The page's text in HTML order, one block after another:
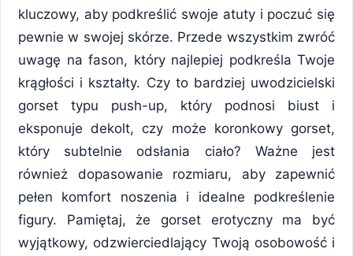
kluczowy, aby podkreślić swoje atuty i poczuć się
pewnie w swojej skórze. Przede wszystkim zwróć
uwagę na fason, który najlepiej podkreśla Twoje
krągłości i kształty. Czy to bardziej uwodzicielski
gorset typu push-up, który podnosi biust i
eksponuje dekolt, czy może koronkowy gorset,
który subtelnie odsłania ciało? Ważne jest
również dopasowanie rozmiaru, aby zapewnić
pełen komfort noszenia i idealne podkreślenie
figury. Pamiętaj, że gorset erotyczny ma być
wyjątkowy, odzwierciedlający Twoją osobowość i